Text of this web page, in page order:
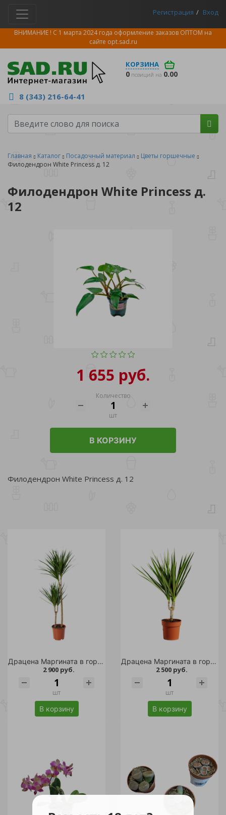
Регистрация Вход
ВНИМАНИЕ ! С 1 марта 2024 года оформление заказов ОПТОМ на
сайте opt.sad.ru
КОРЗИНА
0 позиций на 0.00
8 (343) 216-64-41
Главная Каталог Посадочный материал
Цветы горшечные
Филодендрон White Princess д. 12
Филодендрон White Princess д.
12
1 655 руб.
Количество
шт
В КОРЗИНУ
Филодендрон White Princess д. 12
Драцена Маргината в горшке диаметром 17 см 1шт
2 900 руб.
шт
В корзину
Драцена Маргината в горшке диаметром 15 см 1шт
2 500 руб.
шт
В корзину